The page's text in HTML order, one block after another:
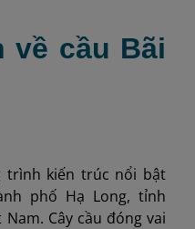
về cầu Bãi
trình kiến trúc nổi bật
phố Hạ Long, tỉnh
Cây cầu đóng vai